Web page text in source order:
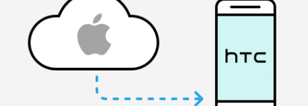
VIVERSE
ПОДДЕРЖКА